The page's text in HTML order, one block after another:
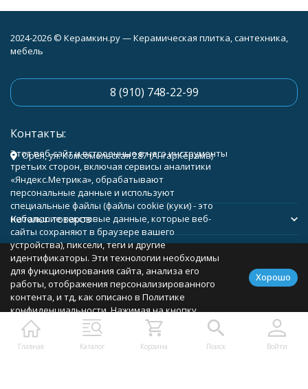
Главная Каталог Корзина Поиск Войти
2024-2026 © Керамкин.ру — Керамическая плитка, сантехника,
мебель
8 (910) 748-22-99
Контакты:
Орёл, ул. Комсомольская 287 (АнгарКерама)
Каталог товаров
Помощь
Политика персональных данных Карта сайта
Этот веб-сайт и встроенные в него инструменты
третьих сторон, включая сервисы аналитики
«Яндекс.Метрика», обрабатывают
персональные данные и используют
специальные файлы (файлы cookie (куки) - это
небольшие текстовые данные, которые веб-
сайты сохраняют в браузере вашего
устройства), пиксели, теги и другие
идентификаторы. Эти технологии необходимы
для функционирования сайта, анализа его
работы, отображения персонализированного
контента, и тд, как описано в Политике
конфиденциальности. Нажимая на кнопку
«Соглашаюсь», вы соглашаетесь с
использованием указанных технологий и
подтверждаете свое согласие на обработку
Хорошо